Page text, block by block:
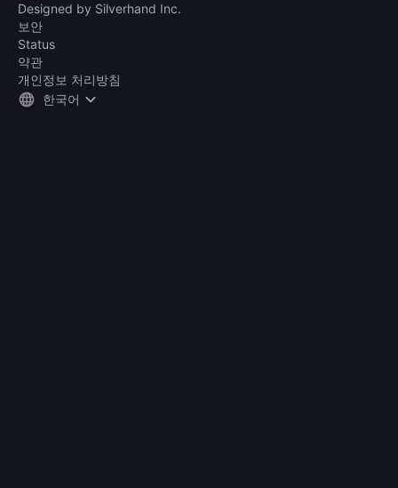
Designed by Silverhand Inc.
보안
Status
약관
개인정보 처리방침
한국어